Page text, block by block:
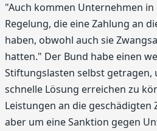
"Auch kommen Unternehmen in
Regelung, die eine Zahlung an
haben, obwohl auch sie
hatten." Der Bund habe einen
Stiftungslasten selbst getragen,
schnelle Lösung erreichen zu
Leistungen an die geschädigten
aber um eine Sanktion gegen